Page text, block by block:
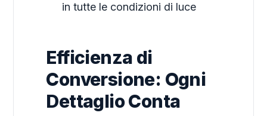
in tutte le condizioni di luce
Efficienza di
Conversione: Ogni
Dettaglio Conta